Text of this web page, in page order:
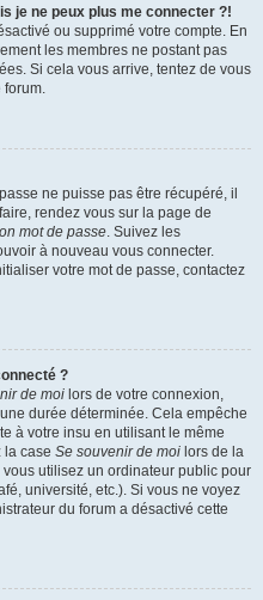
je ne peux plus me connecter ?!
ou supprimé votre compte. En
les membres ne postant pas
Si cela vous arrive, tentez de vous
forum.
ne puisse pas être récupéré, il
rendez vous sur la page de
mot de passe. Suivez les
à nouveau vous connecter.
votre mot de passe, contactez
?
de moi lors de votre connexion,
durée déterminée. Cela empêche
à votre insu en utilisant le même
la case Se souvenir de moi lors de la
utilisez un ordinateur public pour
université, etc.). Si vous ne voyez
du forum a désactivé cette